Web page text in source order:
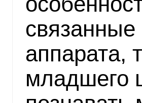
аппарата,
младшего